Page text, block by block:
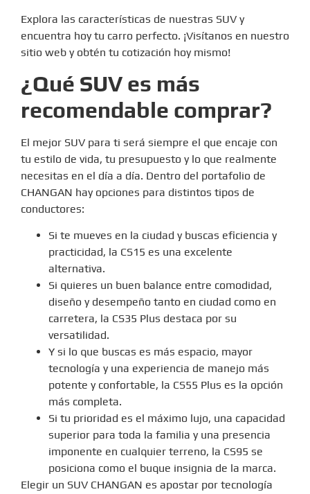
Explora las características de nuestras SUV y
encuentra hoy tu carro perfecto. ¡Visítanos en nuestro
sitio web y obtén tu cotización hoy mismo!
¿Qué SUV es más
recomendable comprar?
El mejor SUV para ti será siempre el que encaje con
tu estilo de vida, tu presupuesto y lo que realmente
necesitas en el día a día. Dentro del portafolio de
CHANGAN hay opciones para distintos tipos de
conductores:
Si te mueves en la ciudad y buscas eficiencia y
practicidad, la CS15 es una excelente
alternativa.
Si quieres un buen balance entre comodidad,
diseño y desempeño tanto en ciudad como en
carretera, la CS35 Plus destaca por su
versatilidad.
Y si lo que buscas es más espacio, mayor
tecnología y una experiencia de manejo más
potente y confortable, la CS55 Plus es la opción
más completa.
Si tu prioridad es el máximo lujo, una capacidad
superior para toda la familia y una presencia
imponente en cualquier terreno, la CS95 se
posiciona como el buque insignia de la marca.
Elegir un SUV CHANGAN es apostar por tecnología